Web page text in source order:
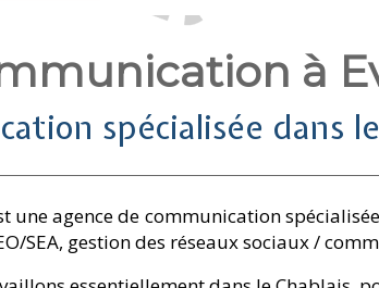
à
spécialisée dans
une agence de communication
SEA, gestion des réseaux sociaux /